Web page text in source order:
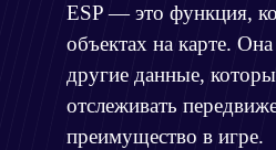
ESP — это функция,
объектах на карте.
другие данные,
отслеживать
преимущество в игре.